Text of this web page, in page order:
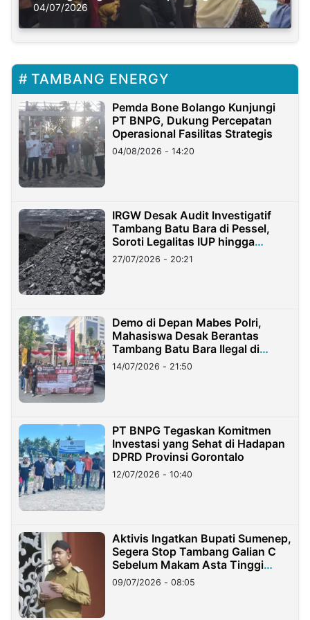
Solusi Krisis Iklim
04/07/2026
TAMBANG ENERGY
Pemda Bone Bolango Kunjungi
PT BNPG, Dukung Percepatan
Operasional Fasilitas Strategis
04/08/2026 - 14:20
IRGW Desak Audit Investigatif
Tambang Batu Bara di Pessel,
Soroti Legalitas IUP hingga
Stockpile
27/07/2026 - 20:21
Demo di Depan Mabes Polri,
Mahasiswa Desak Berantas
Tambang Batu Bara Ilegal di
Lampung
14/07/2026 - 21:50
PT BNPG Tegaskan Komitmen
Investasi yang Sehat di Hadapan
DPRD Provinsi Gorontalo
12/07/2026 - 10:40
Aktivis Ingatkan Bupati Sumenep,
Segera Stop Tambang Galian C
Sebelum Makam Asta Tinggi
Longsor
09/07/2026 - 08:05